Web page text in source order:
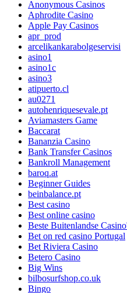
Anonymous Casinos
Aphrodite Casino
Apple Pay Casinos
apr_prod
arcelikankarabolgeservisi
asino1
asino1c
asino3
atipuerto.cl
au0271
autohenriquesevale.pt
Aviamasters Game
Baccarat
Bananzia Casino
Bank Transfer Casinos
Bankroll Management
baroq.at
Beginner Guides
beinbalance.pt
Best casino
Best online casino
Beste Buitenlandse
Bet on red casino Portugal
Bet Riviera Casino
Betero Casino
Big Wins
bilbosurfshop.co.uk
Bingo